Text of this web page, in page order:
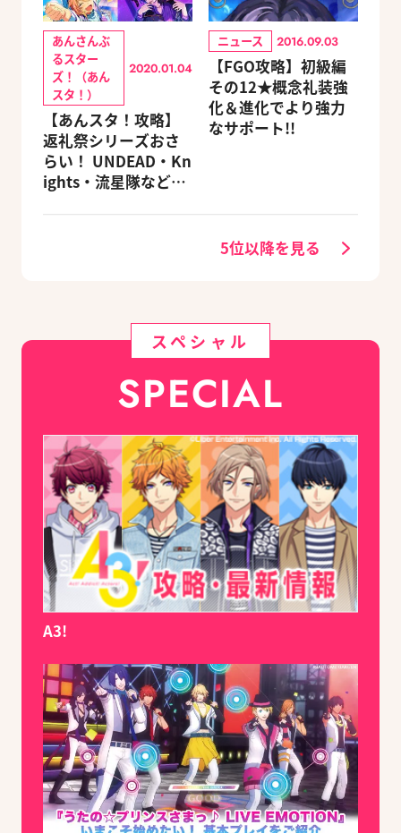
あんさんぶ
るスター
ズ！（あん
スタ！）
2020.01.04
【あんスタ！攻略】
返礼祭シリーズおさ
らい！ UNDEAD・Kn
ights・流星隊など、
ニュース 2016.09.03
【FGO攻略】初級編
その12★概念礼装強
化＆進化でより強力
なサポート!!
5位以降を見る
スペシャル
SPECIAL
A3!